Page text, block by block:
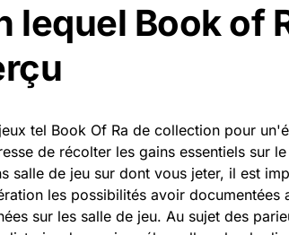
Book of
tel Book Of Ra de collection pour
de récolter les gains essentiels sur
salle de jeu sur dont vous jeter, il est
les possibilités avoir documentées
sur les salle de jeu. Au sujet des